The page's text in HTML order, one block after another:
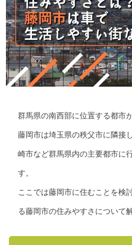
群馬県の南西部に位置する都市
藤岡市は埼玉県の秩父市に隣接
崎市など群馬県内の主要都市に
す。
ここでは藤岡市に住むことを検
る藤岡市の住みやすさについて